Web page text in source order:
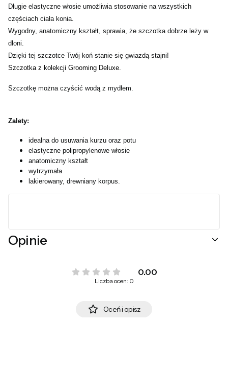
Długie elastyczne włosie umożliwia stosowanie na wszystkich
częściach ciała konia.
Wygodny, anatomiczny kształt, sprawia, że szczotka dobrze leży w
dłoni.
Dzięki tej szczotce Twój koń stanie się gwiazdą stajni!
Szczotka z kolekcji Grooming Deluxe.
Szczotkę można czyścić wodą z mydłem.
Zalety:
idealna do usuwania kurzu oraz potu
elastyczne polipropylenowe włosie
anatomiczny kształt
wytrzymała
lakierowany, drewniany korpus
Opinie
0.00
Liczba ocen: 0
Oceń i opisz